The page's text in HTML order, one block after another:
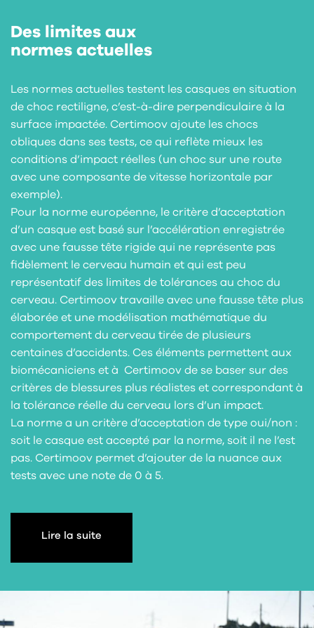
Des limites aux
normes actuelles
Les normes actuelles testent les casques en situation
de choc rectiligne, c’est-à-dire perpendiculaire à la
surface impactée. Certimoov ajoute les chocs
obliques dans ses tests, ce qui reflète mieux les
conditions d’impact réelles (un choc sur une route
avec une composante de vitesse horizontale par
exemple).
Pour la norme européenne, le critère d’acceptation
d’un casque est basé sur l’accélération enregistrée
avec une fausse tête rigide qui ne représente pas
fidèlement le cerveau humain et qui est peu
représentatif des limites de tolérances au choc du
cerveau. Certimoov travaille avec une fausse tête plus
élaborée et une modélisation mathématique du
comportement du cerveau tirée de plusieurs
centaines d’accidents. Ces éléments permettent aux
biomécaniciens et à Certimoov de se baser sur des
critères de blessures plus réalistes et correspondant à
la tolérance réelle du cerveau lors d’un impact.
La norme a un critère d’acceptation de type oui/non :
soit le casque est accepté par la norme, soit il ne l’est
pas. Certimoov permet d’ajouter de la nuance aux
tests avec une note de 0 à 5.
Lire la suite